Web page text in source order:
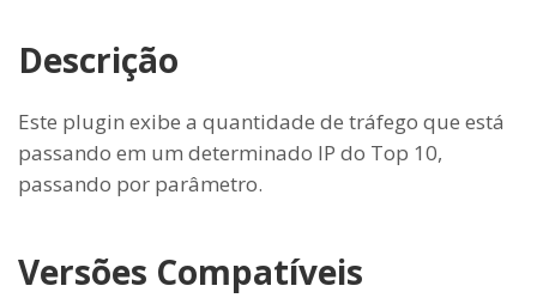
Descrição
Este plugin exibe a quantidade de tráfego que está
passando em um determinado IP do Top 10,
passando por parâmetro.
Versões Compatíveis